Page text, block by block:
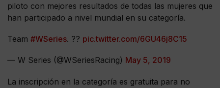
piloto con mejores resultados de todas las mujeres que
han participado a nivel mundial en su categoría.
Team #WSeries. ?? pic.twitter.com/6GU46j8C15
— W Series (@WSeriesRacing) May 5, 2019
La inscripción en la categoría es gratuita para no